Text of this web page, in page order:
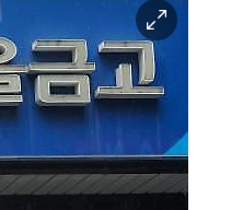
이
미
지
확
대